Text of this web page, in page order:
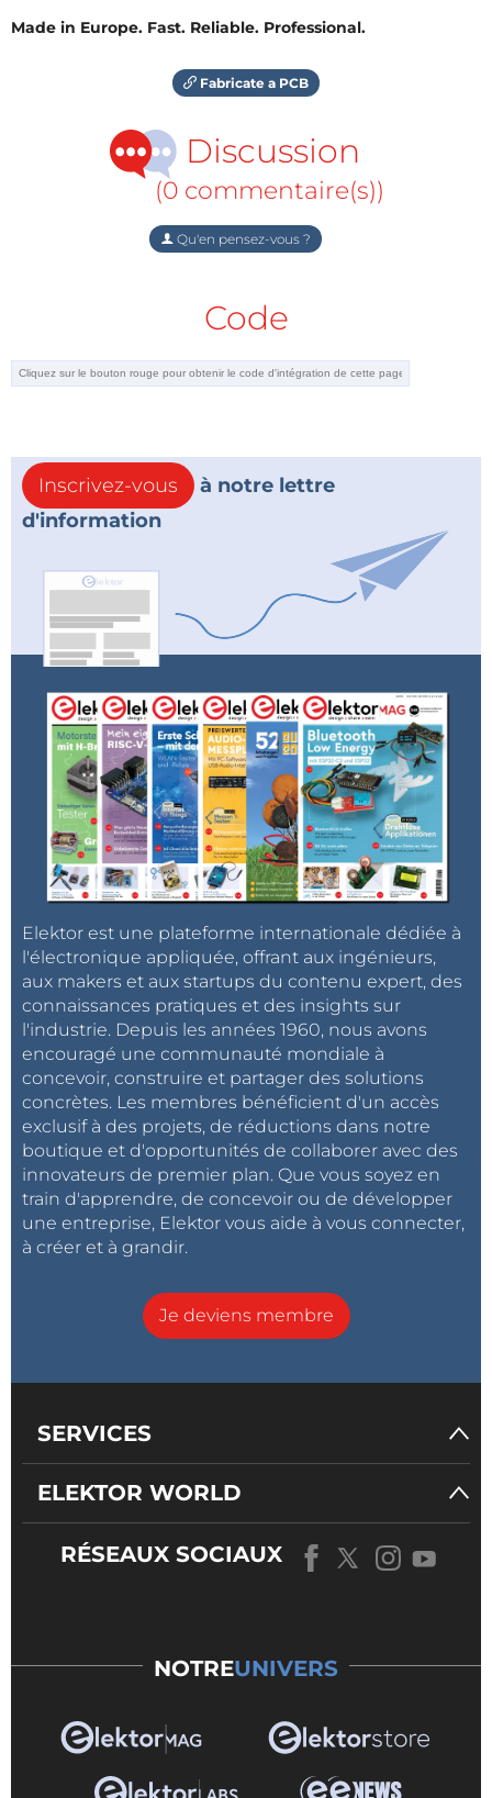
Made in Europe. Fast. Reliable. Professional.
Fabricate a PCB
Discussion
(0 commentaire(s))
Qu'en pensez-vous ?
Code
Inscrivez-vous
à notre lettre
d'information
Elektor est une plateforme internationale dédiée à
l'électronique appliquée, offrant aux ingénieurs,
aux makers et aux startups du contenu expert, des
connaissances pratiques et des insights sur
l'industrie. Depuis les années 1960, nous avons
encouragé une communauté mondiale à
concevoir, construire et partager des solutions
concrètes. Les membres bénéficient d'un accès
exclusif à des projets, de réductions dans notre
boutique et d'opportunités de collaborer avec des
innovateurs de premier plan. Que vous soyez en
train d'apprendre, de concevoir ou de développer
une entreprise, Elektor vous aide à vous connecter,
à créer et à grandir.
Je deviens membre
SERVICES
ELEKTOR WORLD
RÉSEAUX SOCIAUX
NOTREUNIVERS